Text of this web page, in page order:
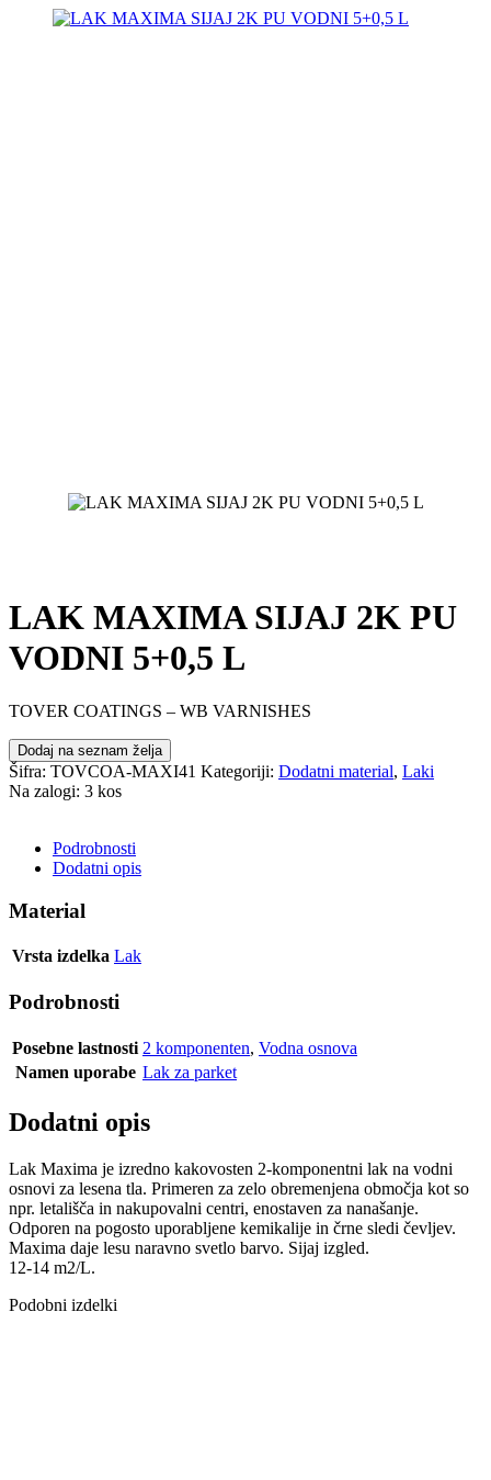
LAK MAXIMA SIJAJ 2K PU
VODNI 5+0,5 L
TOVER COATINGS – WB VARNISHES
Dodaj na seznam želja
Šifra: TOVCOA-MAXI41 Kategoriji: Dodatni material, Laki
Na zalogi: 3 kos
Podrobnosti
Dodatni opis
Material
Vrsta izdelka Lak
Podrobnosti
Posebne lastnosti 2 komponenten, Vodna osnova
Namen uporabe Lak za parket
Dodatni opis
Lak Maxima je izredno kakovosten 2-komponentni lak na vodni
osnovi za lesena tla. Primeren za zelo obremenjena območja kot so
npr. letališča in nakupovalni centri, enostaven za nanašanje.
Odporen na pogosto uporabljene kemikalije in črne sledi čevljev.
Maxima daje lesu naravno svetlo barvo. Sijaj izgled.
12-14 m2/L.
Podobni izdelki